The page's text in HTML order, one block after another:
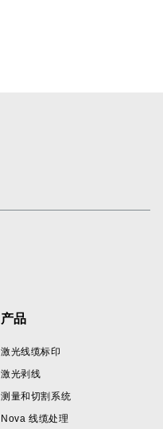
产品
激光线缆标印
激光剥线
测量和切割系统
Nova 线缆处理